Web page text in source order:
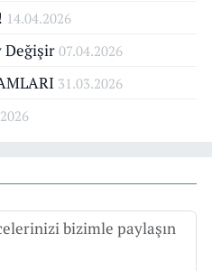
14.04.2026
Değişir 07.04.2026
31.03.2026